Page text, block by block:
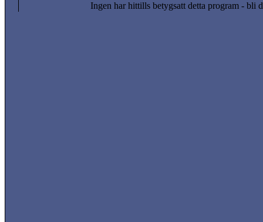
Ingen har hittills betygsatt detta program - bli